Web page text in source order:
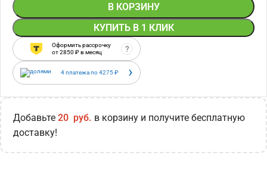
В КОРЗИНУ
КУПИТЬ В 1 КЛИК
Оформить рассрочку
от2850 ₽ в месяц ?
4 платежа по4275₽ ›
Добавьте 20 руб. в корзину и получите бесплатную
доставку!